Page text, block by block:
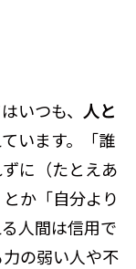
いつも、 人と
います。「誰
に（たとえあ
か「自分より
人間は信用で
の弱い人や不